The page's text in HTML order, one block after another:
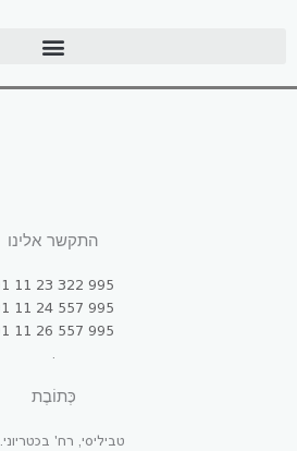
התקשר אלינו
995 322 23 11 01
995 557 24 11 01
995 557 26 11 01
.
כְּתוֹבֶת
טביליסי, רח' בכטריוני. N11